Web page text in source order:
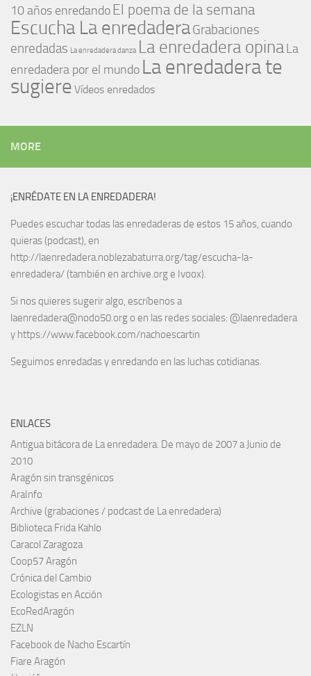
10 años enredando El poema de la semana
Escucha La enredaderaGrabaciones
enredadas La enredadera danza La enredadera opinaLa
enredadera por el mundo La enredadera te
sugiere Vídeos enredados
MORE
¡ENRÉDATE EN LA ENREDADERA!
Puedes escuchar todas las enredaderas de estos 15 años, cuando
quieras (podcast), en
http://laenredadera.noblezabaturra.org/tag/escucha-la-
enredadera/ (también en archive.org e Ivoox).
Si nos quieres sugerir algo, escríbenos a
laenredadera@nodo50.org o en las redes sociales: @laenredadera
y https://www.facebook.com/nachoescartin
Seguimos enredadas y enredando en las luchas cotidianas.
ENLACES
Antigua bitácora de La enredadera. De mayo de 2007 a Junio de
2010
Aragón sin transgénicos
AraInfo
Archive (grabaciones / podcast de La enredadera)
Biblioteca Frida Kahlo
Caracol Zaragoza
Coop57 Aragón
Crónica del Cambio
Ecologistas en Acción
EcoRedAragón
EZLN
Facebook de Nacho Escartín
Fiare Aragón